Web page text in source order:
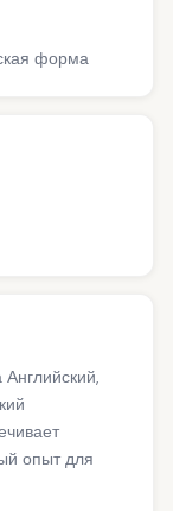
форма
опыт для